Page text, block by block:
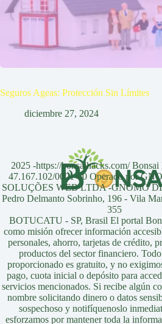
Seguros Ageas: Protección Sin Límites
diciembre 27, 2024
2025 -https://bonsaihacks.com/
47.167.102/0001-60 Operado por
SOLUÇÕES WEB LTDA -GNOMO
Pedro Delmanto Sobrinho, 196 - Vila
355
BOTUCATU - SP, Brasil El portal
como misión ofrecer información
personales, ahorro, tarjetas de crédito,
productos del sector financiero.
proporcionado es gratuito, y no
pago, cuota inicial o depósito para
servicios mencionados. Si recibe algún
nombre solicitando dinero o datos
sospechoso y notifíquenoslo
esforzamos por mantener toda la